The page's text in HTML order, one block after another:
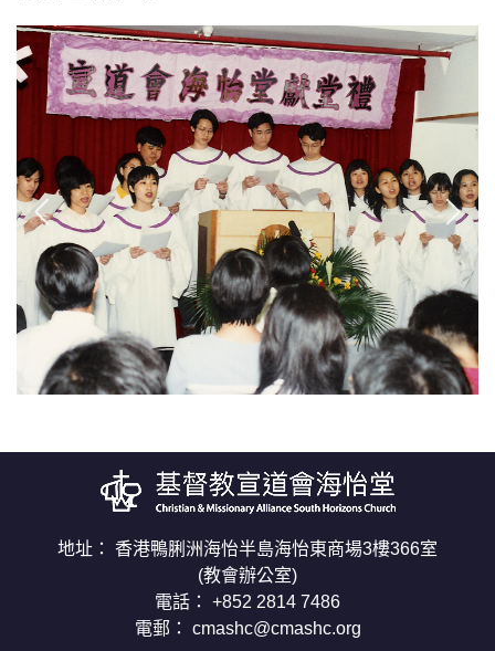
地址： 香港鴨脷洲海怡半島海怡東商場3樓366室
(教會辦公室)
電話： +852 2814 7486
電郵： cmashc@cmashc.org